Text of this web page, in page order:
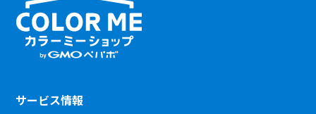
サービス情報